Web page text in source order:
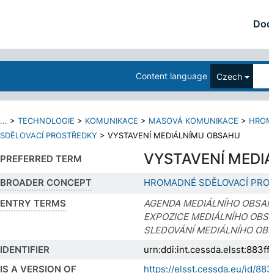
Content language Czech
... > TECHNOLOGIE > KOMUNIKACE > MASOVÁ KOMUNIKACE >
SDĚLOVACÍ PROSTŘEDKY > VYSTAVENÍ MEDIÁLNÍMU OBSAHU
PREFERRED TERM VYSTAVENÍ
BROADER CONCEPT
HROMADNÉ SDĚLOVACÍ
ENTRY TERMS
AGENDA MEDIÁLNÍHO
EXPOZICE MEDIÁLNÍHO
SLEDOVÁNÍ MEDIÁLNÍHO
IDENTIFIER
IS A VERSION OF
https://elsst.cessda.eu/id/